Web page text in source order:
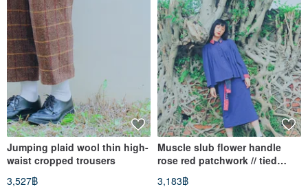
Jumping plaid wool thin high-
waist cropped trousers
3,527฿
Muscle slub flower handle
rose red patchwork // tied
flower skirt
3,183฿